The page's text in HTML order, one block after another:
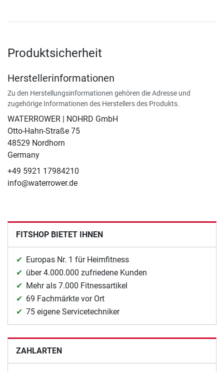
Produktsicherheit
Herstellerinformationen
Zu den Herstellungsinformationen gehören die Adresse und
zugehörige Informationen des Herstellers des Produkts.
WATERROWER | NOHRD GmbH
Otto-Hahn-Straße 75
48529 Nordhorn
Germany
+49 5921 17984210
info@waterrower.de
FITSHOP BIETET IHNEN
Europas Nr. 1 für Heimfitness
über 4.000.000 zufriedene Kunden
Mehr als 7.000 Fitnessartikel
69 Fachmärkte vor Ort
75 eigene Servicetechniker
ZAHLARTEN